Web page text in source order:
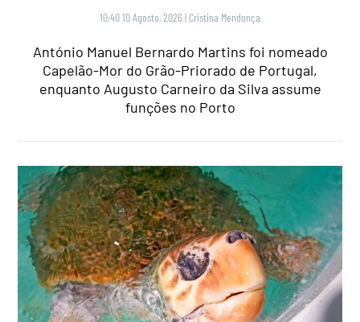
10:40 10 Agosto, 2026 | Cristina Mendonça
António Manuel Bernardo Martins foi nomeado
Capelão-Mor do Grão-Priorado de Portugal,
enquanto Augusto Carneiro da Silva assume
funções no Porto